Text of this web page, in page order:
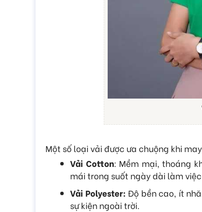
Một số loại vải được ưa chuộng khi
Vải Cotton: Mềm mại, thoáng
mái trong suốt ngày dài làm
Vải Polyester: Độ bền cao, ít
sự kiện ngoài trời.